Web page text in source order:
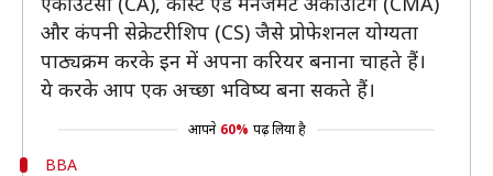
और कंपनी सेक्रेटरीशिप (CS) जैसे प्रोफेशनल योग्यता
पाठ्यक्रम करके इन में अपना करियर बनाना चाहते हैं।
ये करके आप एक अच्छा भविष्य बना सकते हैं।
आपने 60% पढ़ लिया है
BBA